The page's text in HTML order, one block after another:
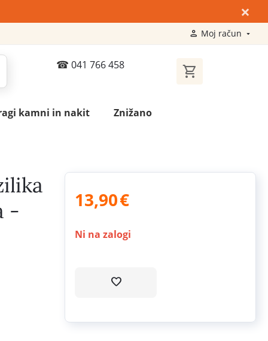
×
Moj račun
041 766 458
kamni in nakit Znižano
-
13,90€
Ni na zalogi